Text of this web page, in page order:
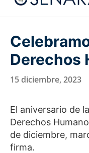
Derechos
15 diciembre, 2023
El aniversario de
Derechos
de diciembre,
firma.